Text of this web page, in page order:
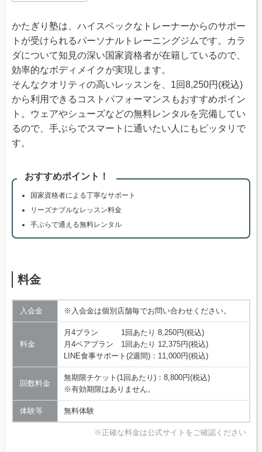
かたぎり塾は、ハイスペックなトレーナーからのサポー
トが受けられるパーソナルトレーニングジムです。カラ
ダについて知見の深い国家資格者が在籍しているので、
効率的なボディメイクが実現します。
そんなクオリティの高いレッスンを、1回8,250円(税込)
から利用できるコストパフォーマンスもおすすめポイン
ト。ウェアやシューズなどの無料レンタルを完備してい
るので、手ぶらでスマートに通いたい人にもピッタリで
す。
おすすめポイント！
国家資格者による丁寧なサポート
リーズナブルなレッスン料金
手ぶらで通える無料レンタル
料金
入会金 ※入会金は個別店舗毎でお問い合わせください。
料金
月4プラン 1回あたり 8,250円(税込)
月4ペアプラン 1回あたり 12,375円(税込)
LINE食事サポート(2週間)：11,000円(税込)
回数料金
無期限チケット(1回あたり)：8,800円(税込)
※有効期限はありません。
体験等 無料体験
※正確な料金は公式サイトをご確認ください